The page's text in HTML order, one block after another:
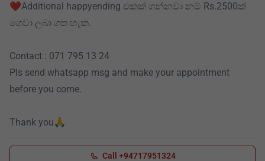
❤️Additional happyending එකක් ගන්නවා නම් Rs.2500ක්
ගෙවා ලබා ගත හැක.
Contact : 071 795 13 24
Pls send whatsapp msg and make your appointment
before you come.
Thank you🙏
Call +94717951324